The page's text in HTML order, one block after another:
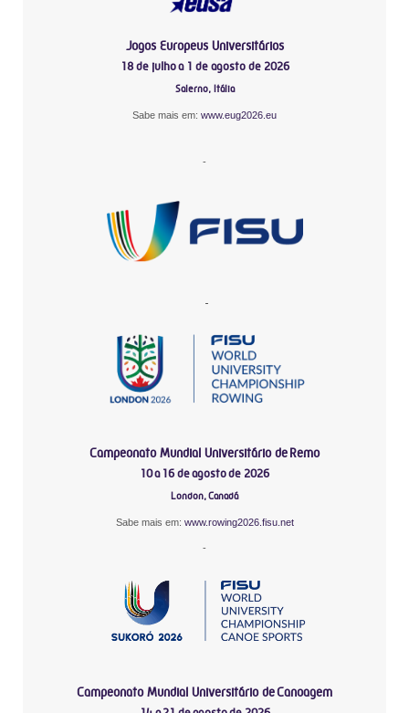
Jogos Europeus Universitários
18 de julho a 1 de agosto de 2026
Salerno, Itália
Sabe mais em: www.eug2026.eu
-
-
Campeonato Mundial Universitário de Remo
10 a 16 de agosto de 2026
London, Canadá
Sabe mais em: www.rowing2026.fisu.net
-
Campeonato Mundial Universitário de Canoagem